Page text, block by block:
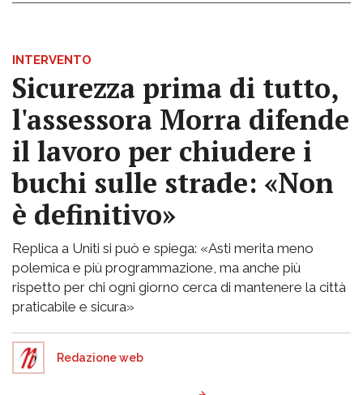
INTERVENTO
Sicurezza prima di tutto,
l'assessora Morra difende
il lavoro per chiudere i
buchi sulle strade: «Non
è definitivo»
Replica a Uniti si può e spiega: «Asti merita meno
polemica e più programmazione, ma anche più
rispetto per chi ogni giorno cerca di mantenere la città
praticabile e sicura»
Redazione web